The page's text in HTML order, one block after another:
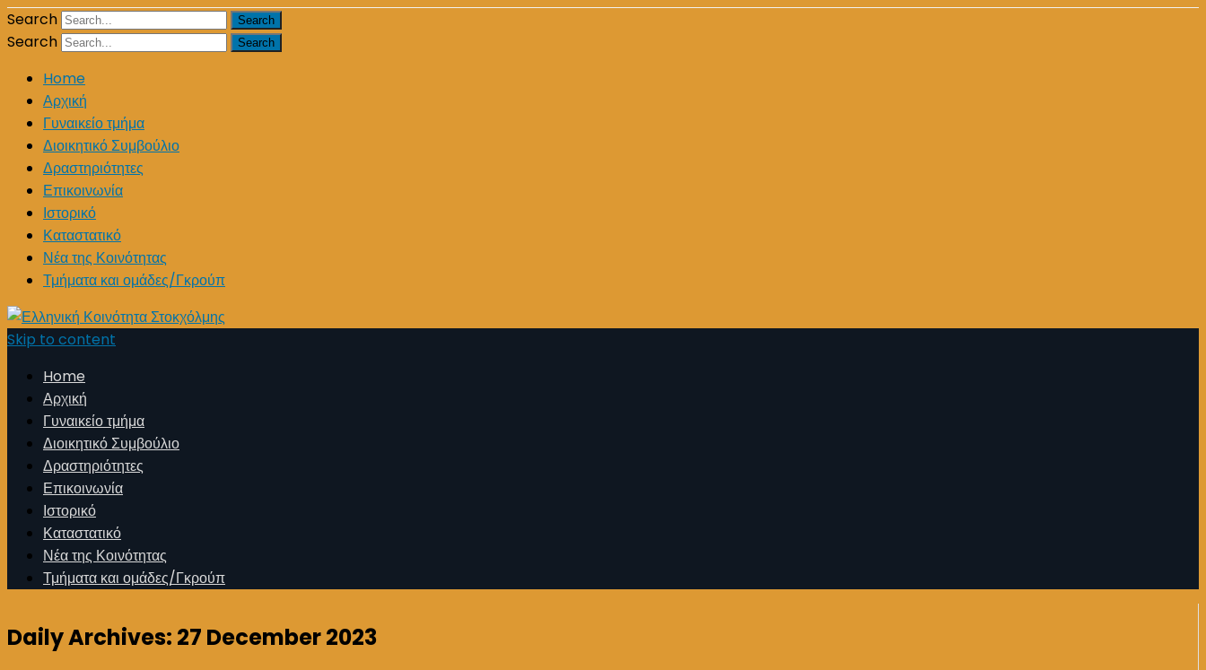
Search
Search
Home
Αρχική
Γυναικείο τμήμα
Διοικητικό Συμβούλιο
Δραστηριότητες
Επικοινωνία
Ιστορικό
Καταστατικό
Νέα της Κοινότητας
Τμήματα και ομάδες/Γκρούπ
Skip to content
Home
Αρχική
Γυναικείο τμήμα
Διοικητικό Συμβούλιο
Δραστηριότητες
Επικοινωνία
Ιστορικό
Καταστατικό
Νέα της Κοινότητας
Τμήματα και ομάδες/Γκρούπ
Daily Archives: 27 December 2023